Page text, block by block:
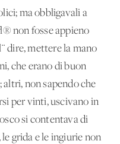
ma obbligavali a
non fosse appieno
dire, mettere la mano
che erano di buon
non sapendo che
per vinti, uscivano in
si contentava di
grida e le ingiurie non